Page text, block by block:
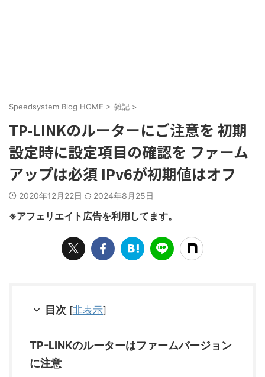
Speedsystem Blog HOME > 雑記 >
TP-LINKのルーターにご注意を 初期
設定時に設定項目の確認を ファーム
アップは必須 IPv6が初期値はオフ
2020年12月22日 2024年8月25日
※アフェリエイト広告を利用してます。
目次 [非表示]
TP-LINKのルーターはファームバージョン
に注意